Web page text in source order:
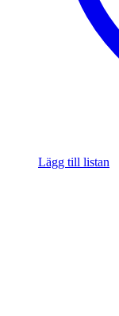
Lägg till listan